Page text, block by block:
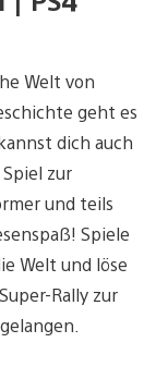
Welt von
geht es
dich auch
zur
und teils
Spiele
Welt und löse
Rally zur